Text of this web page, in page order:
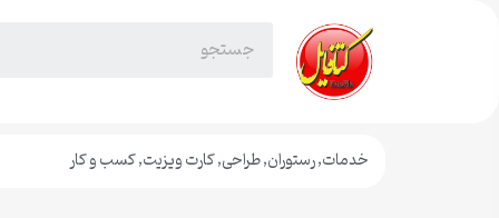
خدمات,رستوران,طراحی,کارت ویزیت,کسب و کار